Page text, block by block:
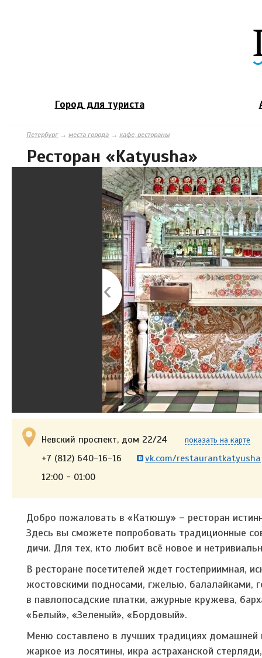
Город для туриста
Петербург→ места города → кафе, рестораны
Ресторан «Katyusha»
Невский проспект, дом 22/24 показать на карте
+7 (812) 640-16-16
vk.com/restaurantkatyusha
12:00 - 01:00
Добро пожаловать в «Катюшу» – ресторан
Здесь вы сможете попробовать традиционные
дичи. Для тех, кто любит всё новое и
В ресторане посетителей ждет гостеприимная,
жостовскими подносами, гжелью, балалайками,
в павлопосадские платки, ажурные кружева,
«Белый», «Зеленый», «Бордовый».
Меню составлено в лучших традициях домашней
жаркое из лосятины, икра астраханской